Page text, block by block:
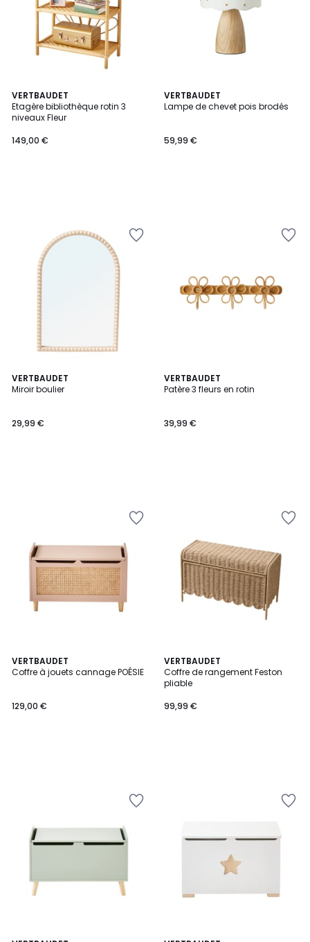
VERTBAUDET
Etagère bibliothèque rotin 3
niveaux Fleur
149,00 €
VERTBAUDET
Lampe de chevet pois brodés
59,99 €
VERTBAUDET
Miroir boulier
29,99 €
VERTBAUDET
Patère 3 fleurs en rotin
39,99 €
VERTBAUDET
Coffre à jouets cannage POÉSIE
129,00 €
VERTBAUDET
Coffre de rangement Feston
pliable
99,99 €